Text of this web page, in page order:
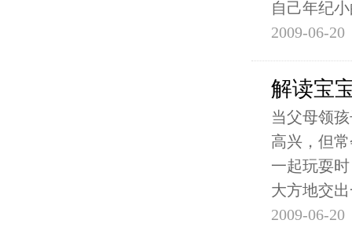
自己年纪
2009-06-20
解读宝
当父母领
高兴，但
一起玩耍
大方地交
2009-06-20